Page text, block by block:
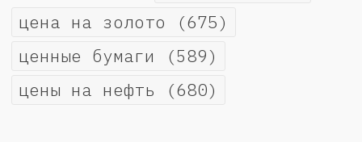
цена на золото (675)
ценные бумаги (589)
цены на нефть (680)